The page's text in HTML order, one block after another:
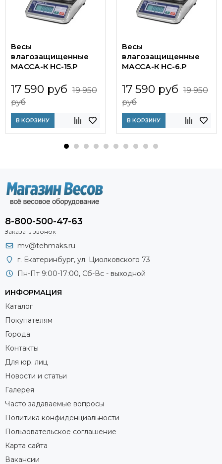
Весы
влагозащищенные
МАССА-К HC-15.P
17 590 руб 19 950
руб
В КОРЗИНУ
Весы
влагозащищенные
МАССА-К HC-6.P
17 590 руб 19 950
руб
В КОРЗИНУ
8-800-500-47-63
Заказать звонок
mv@tehmaks.ru
г. Екатеринбург, ул. Циолковского 73
Пн-Пт 9:00-17:00, Сб-Вс - выходной
ИНФОРМАЦИЯ
Каталог
Покупателям
Города
Контакты
Для юр. лиц
Новости и статьи
Галерея
Часто задаваемые вопросы
Политика конфиденциальности
Пользовательское соглашение
Карта сайта
Вакансии